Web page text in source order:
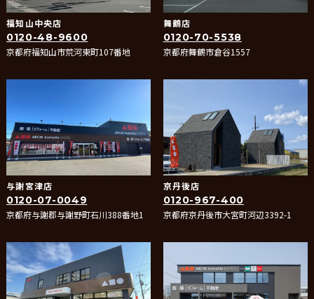
福知山中央店
0120-48-9600
京都府福知山市荒河東町107番地
舞鶴店
0120-70-5538
京都府舞鶴市倉谷1557
与謝宮津店
0120-07-0049
京都府与謝郡与謝野町石川388番地1
京丹後店
0120-967-400
京都府京丹後市大宮町河辺3392-1